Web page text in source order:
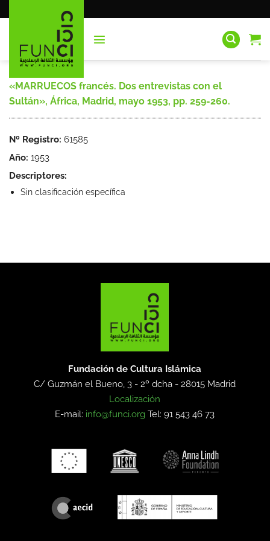
al
«MARRUECOS francés. Dos entrevistas con el
Sultán», África, Madrid, mayo 1953, pp. 259-260.
Nº Registro: 61585
Año: 1953
Descriptores:
Sin clasificación específica
Fundación de Cultura Islámica
C/ Guzmán el Bueno, 3 - 2º dcha -28015 Madrid
Localización
E-mail: info@funci.org Tel: 91 543 46 73